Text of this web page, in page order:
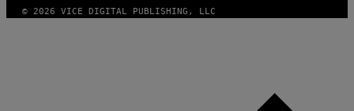
© 2026 VICE DIGITAL PUBLISHING, LLC